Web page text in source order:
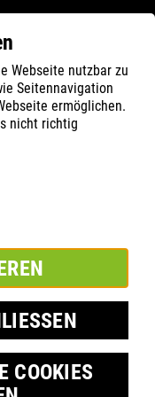
Webseite nutzbar zu
Seitennavigation
ermöglichen.
nicht richtig
COOKIES